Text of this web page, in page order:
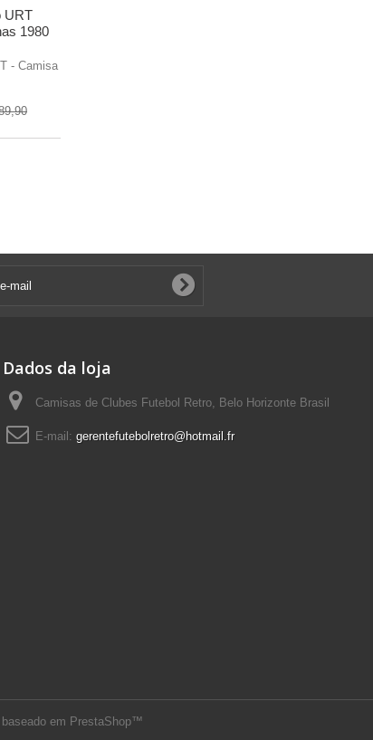
URT
1980
- Camisa
em PrestaShop™
Dados da loja
Camisas de Clubes Futebol Retro, Belo Horizonte Brasil
E-mail: gerentefutebolretro@hotmail.fr